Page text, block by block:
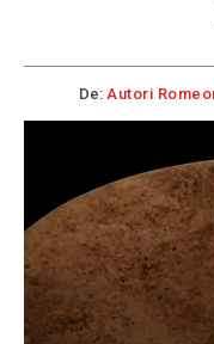
De: Autori